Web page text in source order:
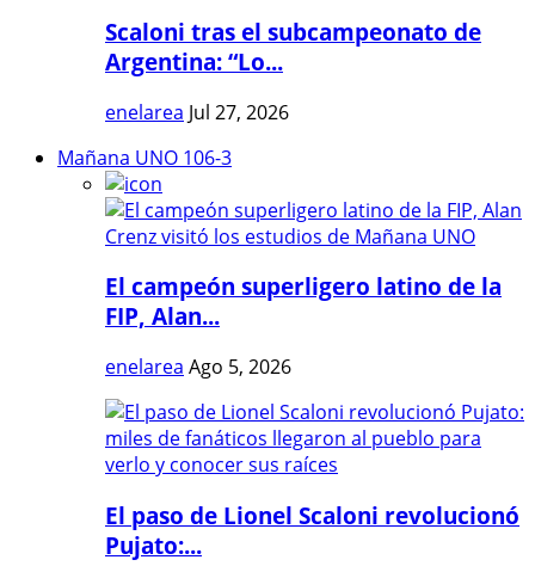
Scaloni tras el subcampeonato de
Argentina: “Lo...
enelarea Jul 27, 2026
Mañana UNO 106-3
El campeón superligero latino de la
FIP, Alan...
enelarea Ago 5, 2026
El paso de Lionel Scaloni revolucionó
Pujato:...